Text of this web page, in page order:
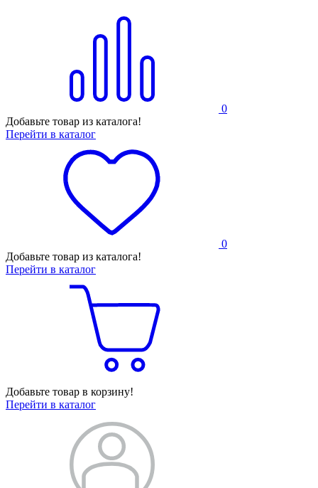
0
Добавьте товар из каталога!
Перейти в каталог
0
Добавьте товар из каталога!
Перейти в каталог
Добавьте товар в корзину!
Перейти в каталог